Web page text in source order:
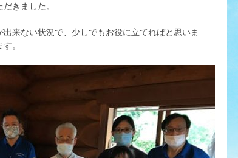
きました。
来ない状況で、少しでもお役に立てればと思いま
。